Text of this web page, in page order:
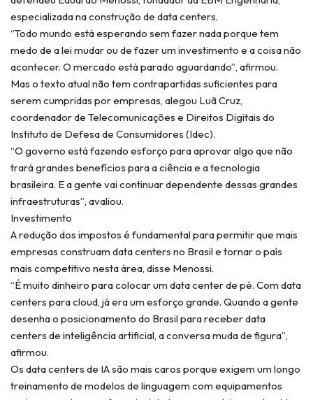
especializada na construção de data centers.
“Todo mundo está esperando sem fazer nada porque tem
medo de a lei mudar ou de fazer um investimento e a coisa não
acontecer. O mercado está parado aguardando”, afirmou.
Mas o texto atual não tem contrapartidas suficientes para
serem cumpridas por empresas, alegou Luã Cruz,
coordenador de Telecomunicações e Direitos Digitais do
Instituto de Defesa de Consumidores (Idec).
“O governo está fazendo esforço para aprovar algo que não
trará grandes benefícios para a ciência e a tecnologia
brasileira. E a gente vai continuar dependente dessas grandes
infraestruturas”, avaliou.
Investimento
A redução dos impostos é fundamental para permitir que mais
empresas construam data centers no Brasil e tornar o país
mais competitivo nesta área, disse Menossi.
“É muito dinheiro para colocar um data center de pé. Com data
centers para cloud, já era um esforço grande. Quando a gente
desenha o posicionamento do Brasil para receber data
centers de inteligência artificial, a conversa muda de figura”,
afirmou.
Os data centers de IA são mais caros porque exigem um longo
treinamento de modelos de linguagem com equipamentos